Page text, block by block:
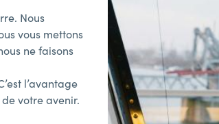
Nous
vous mettons
ne faisons
l’avantage
votre avenir.